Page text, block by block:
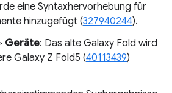
eine Syntaxhervorhebung für
hinzugefügt (327940244).
Geräte: Das alte Galaxy Fold wird
Galaxy Z Fold5 (40113439)